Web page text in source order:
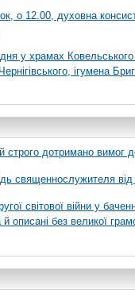
о 12.00, духовна
у храмах
ігумена
строго дотримано вимог
священнослужителя
світової війни у
описані без великої